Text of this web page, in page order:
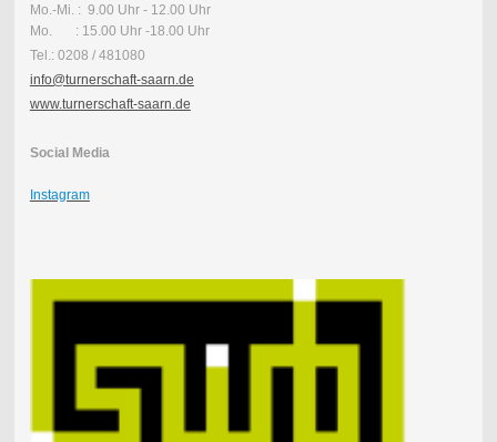
Mo.-Mi. : 9.00 Uhr - 12.00 Uhr
Mo. : 15.00 Uhr -18.00 Uhr
Tel.: 0208 / 481080
info@turnerschaft-saarn.de
www.turnerschaft-saarn.de
Social Media
Instagram